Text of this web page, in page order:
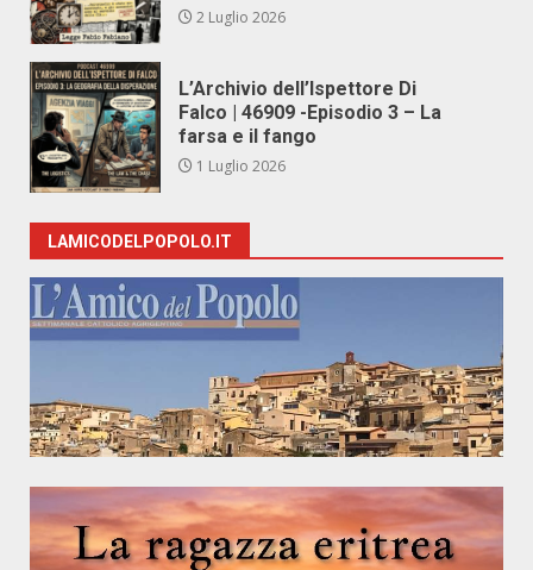
2 Luglio 2026
L’Archivio dell’Ispettore Di
Falco | 46909 -Episodio 3 – La
farsa e il fango
1 Luglio 2026
LAMICODELPOPOLO.IT